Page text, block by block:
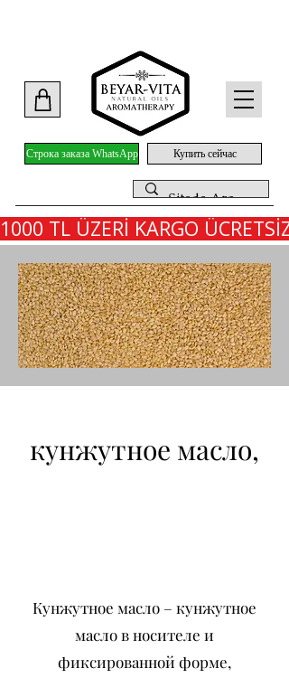
Строка заказа WhatsApp Купить сейчас
1000 TL ÜZERİ KARGO
кунжутное масло,
Кунжутное масло – кунжутное
масло в носителе и
фиксированной форме,